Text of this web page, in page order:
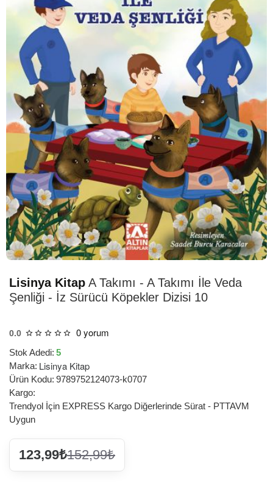
Lisinya Kitap A Takımı - A Takımı İle Veda
Şenliği - İz Sürücü Köpekler Dizisi 10
0.0 0 yorum
Stok Adedi: 5
Marka: Lisinya Kitap
Ürün Kodu: 9789752124073-k0707
Kargo:
Trendyol İçin EXPRESS Kargo Diğerlerinde Sürat - PTTAVM
Uygun
123,99₺152,99₺